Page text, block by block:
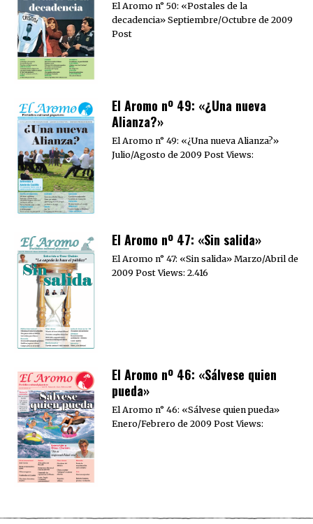
El Aromo n° 50: «Postales de la
decadencia» Septiembre/Octubre de 2009
Post
El Aromo nº 49: «¿Una nueva
Alianza?»
El Aromo n° 49: «¿Una nueva Alianza?»
Julio/Agosto de 2009 Post Views:
El Aromo nº 47: «Sin salida»
El Aromo n° 47: «Sin salida» Marzo/Abril de
2009 Post Views: 2.416
El Aromo nº 46: «Sálvese quien
pueda»
El Aromo n° 46: «Sálvese quien pueda»
Enero/Febrero de 2009 Post Views: